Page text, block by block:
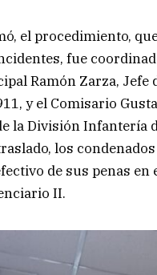
el procedimiento,
fue
Ramón Zarza, Jefe
y el Comisario
la División Infantería
los
de sus penas en
II.